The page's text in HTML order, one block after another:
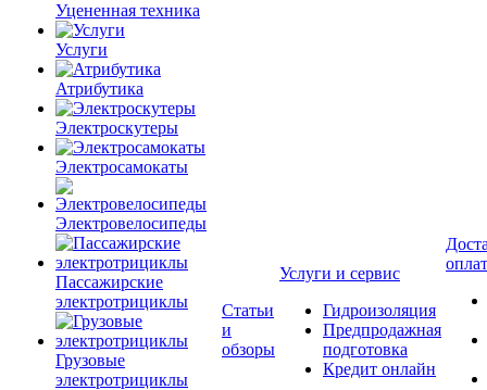
Уцененная техника
Услуги
Атрибутика
Электроскутеры
Электросамокаты
Электровелосипеды
Пассажирские
электротрициклы
Грузовые
электротрициклы
Статьи
и
обзоры
Услуги и сервис
Гидроизоляция
Предпродажная
подготовка
Кредит онлайн